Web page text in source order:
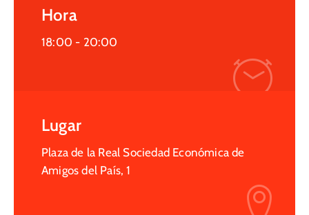
Hora
18:00 - 20:00
Lugar
Plaza de la Real Sociedad Económica de
Amigos del País, 1